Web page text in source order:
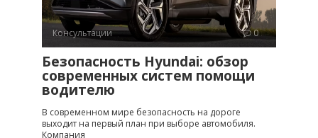
Консультации 0
Безопасность Hyundai: обзор
современных систем помощи
водителю
В современном мире безопасность на дороге
выходит на первый план при выборе автомобиля.
Компания